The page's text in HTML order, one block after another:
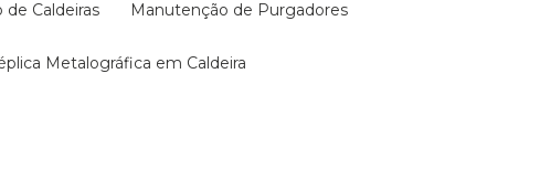
de Caldeiras Manutenção de Purgadores
Metalográfica em Caldeira